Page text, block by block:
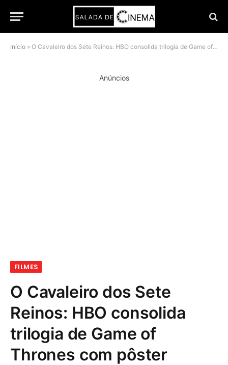
Início » O Cavaleiro dos Sete Reinos: HBO consolida trilogia de Game of Thrones com pôster histórico
Anúncios
FILMES
O Cavaleiro dos Sete
Reinos: HBO consolida
trilogia de Game of
Thrones com pôster